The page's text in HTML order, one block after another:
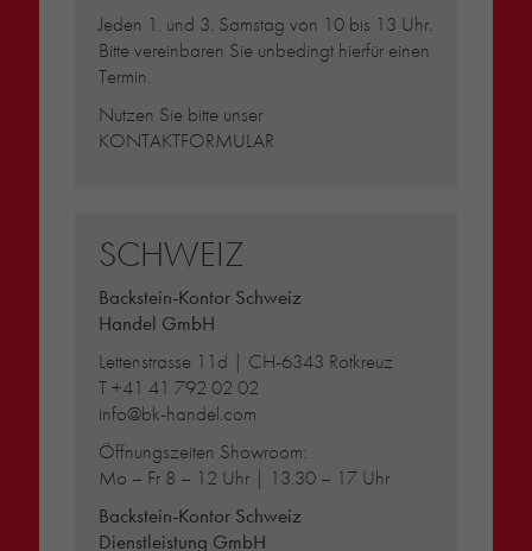
Jeden 1. und 3. Samstag von 10 bis 13 Uhr.
Bitte vereinbaren Sie unbedingt hierfür einen
Termin.
Nutzen Sie bitte unser
KONTAKTFORMULAR
SCHWEIZ
Backstein-Kontor Schweiz
Handel GmbH
Lettenstrasse 11d | CH-6343 Rotkreuz
T+41 41 792 02 02
info@bk-handel.com
Öffnungszeiten Showroom:
Mo – Fr 8 – 12 Uhr | 13.30 – 17 Uhr
Backstein-Kontor Schweiz
Dienstleistung GmbH